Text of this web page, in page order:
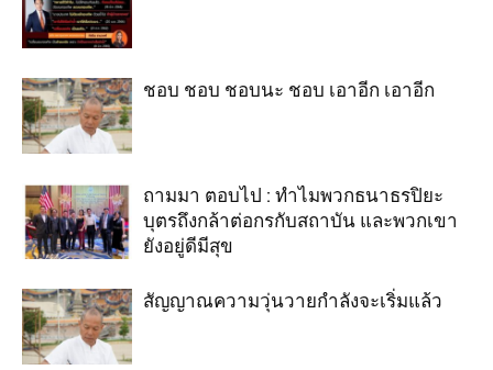
ชอบ ชอบ ชอบนะ ชอบ เอาอีก เอาอีก
ถามมา ตอบไป : ทำไมพวกธนาธรปิยะ
บุตรถึงกล้าต่อกรกับสถาบัน และพวกเขา
ยังอยู่ดีมีสุข
สัญญาณความวุ่นวายกำลังจะเริ่มแล้ว